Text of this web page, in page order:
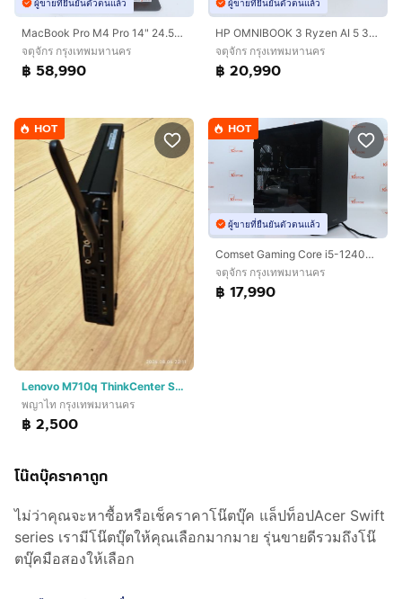
ผู้ขายที่ยืนยันตัวตนแล้ว
MacBook Pro M4 Pro 14" 24.512GB
จตุจักร กรุงเทพมหานคร
฿ 58,990
ผู้ขายที่ยืนยันตัวตนแล้ว
HP OMNIBOOK 3 Ryzen AI 5 330 RAM16.512GB มือ 1 ยังไม่แกะกล่อง
จตุจักร กรุงเทพมหานคร
฿ 20,990
HOT
Lenovo M710q ThinkCenter SSF
พญาไท กรุงเทพมหานคร
฿ 2,500
HOT
ผู้ขายที่ยืนยันตัวตนแล้ว
Comset Gaming Core i5-12400F.RTX4060 OC RAM16.500GB
จตุจักร กรุงเทพมหานคร
฿ 17,990
โน๊ตบุ๊คราคาถูก
ไม่ว่าคุณจะหาซื้อหรือเช็คราคาโน๊ตบุ๊ค แล็ปท็อปAcer Swift
series เรามีโน๊ตบุ๊ตให้คุณเลือกมากมาย รุ่นขายดีรวมถึงโน๊
ตบุ๊คมือสองให้เลือก